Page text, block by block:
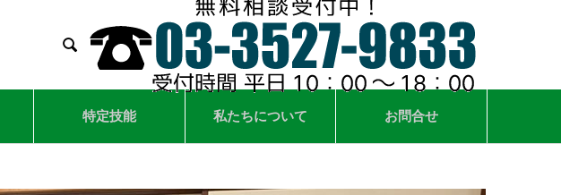

特定技能 私たちについて お問合せ